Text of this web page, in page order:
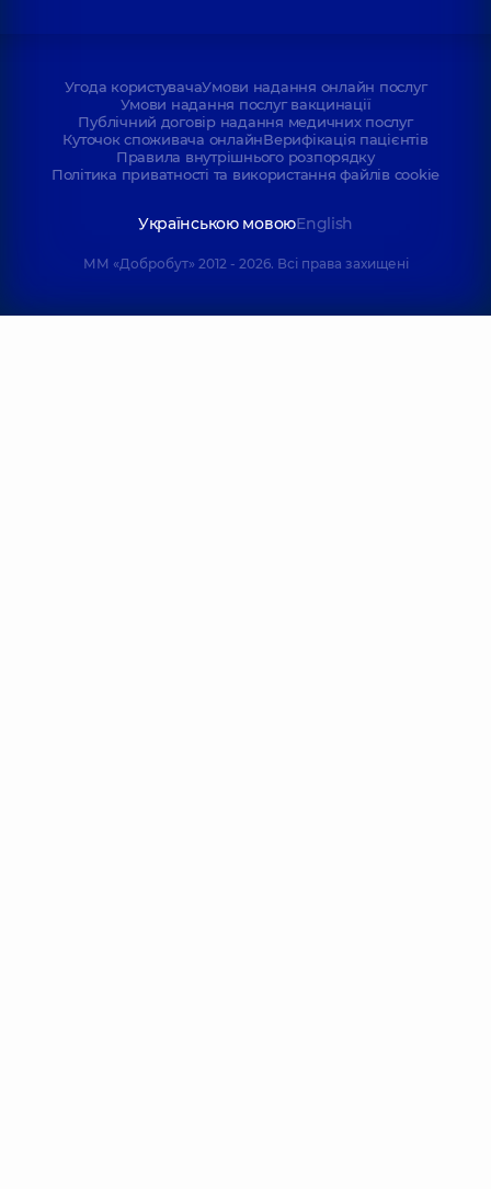
Угода користувачаУмови надання онлайн послуг
Умови надання послуг вакцинації
Публічний договір надання медичних послуг
Куточок споживача онлайнВерифікація пацієнтів
Правила внутрішнього розпорядку
Політика приватності та використання файлів cookie
Українською мовоюEnglish
ММ «Добробут» 2012 - 2026. Всі права захищені